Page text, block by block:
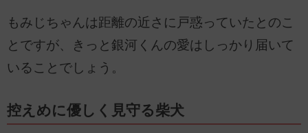
もみじちゃんは距離の近さに戸惑っていたとのこ
とですが、きっと銀河くんの愛はしっかり届いて
いることでしょう。
控えめに優しく見守る柴犬